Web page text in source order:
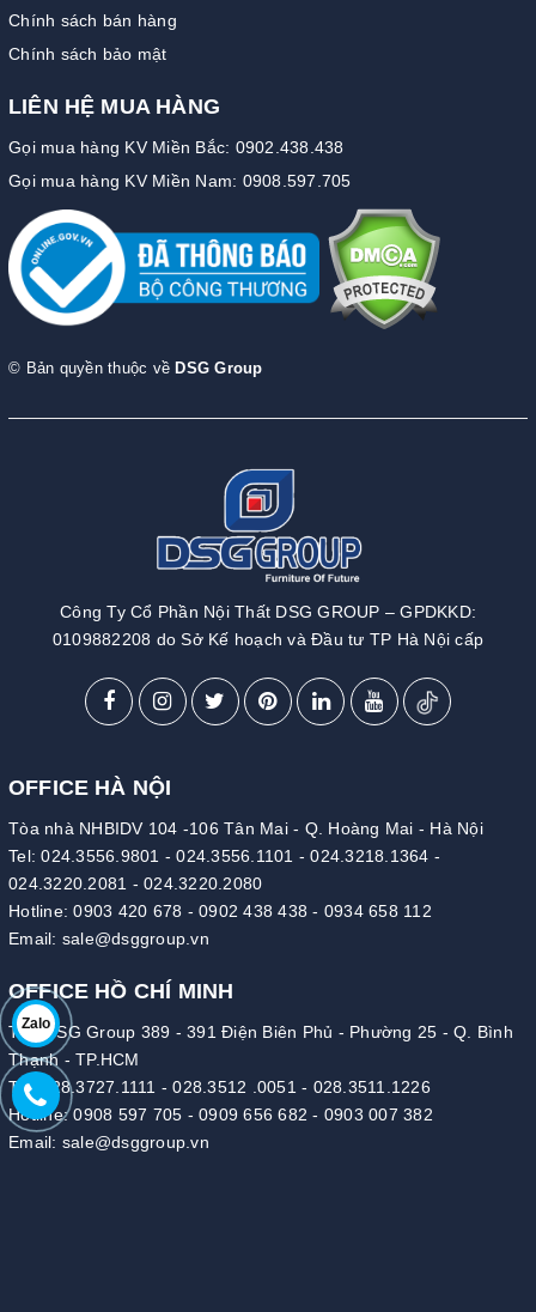
Zalo
Chính sách bán hàng
Chính sách bảo mật
LIÊN HỆ MUA HÀNG
Gọi mua hàng KV Miền Bắc: 0902.438.438
Gọi mua hàng KV Miền Nam: 0908.597.705
© Bản quyền thuộc về DSG Group
Công Ty Cổ Phần Nội Thất DSG GROUP – GPDKKD:
0109882208 do Sở Kế hoạch và Đầu tư TP Hà Nội cấp
OFFICE HÀ NỘI
Tòa nhà NHBIDV 104 -106 Tân Mai - Q. Hoàng Mai - Hà Nội
Tel:024.3556.9801 -024.3556.1101 -024.3218.1364 -
024.3220.2081 - 024.3220.2080
Hotline:0903 420 678 - 0902 438 438 - 0934 658 112
Email: sale@dsggroup.vn
OFFICE HỒ CHÍ MINH
Tòa DSG Group 389 - 391 Điện Biên Phủ - Phường 25 - Q. Bình
Thạnh - TP.HCM
Tel:
028.3727.1111 -028.3512 .0051 - 028.3511.1226
Hotline:0908 597 705 - 0909 656 682 - 0903 007 382
Email: sale@dsggroup.vn